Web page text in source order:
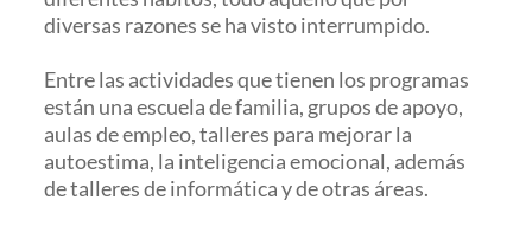
diversas razones se ha visto interrumpido.
Entre las actividades que tienen los programas
están una escuela de familia, grupos de apoyo,
aulas de empleo, talleres para mejorar la
autoestima, la inteligencia emocional, además
de talleres de informática y de otras áreas.